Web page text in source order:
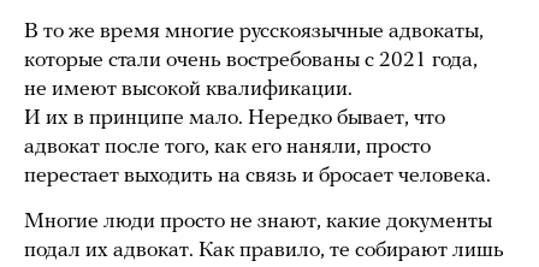
В то же время многие русскоязычные адвокаты,
которые стали очень востребованы с 2021 года,
не имеют высокой квалификации.
И их в принципе мало. Нередко бывает, что
адвокат после того, как его наняли, просто
перестает выходить на связь и бросает человека.
Многие люди просто не знают, какие документы
подал их адвокат. Как правило, те собирают лишь